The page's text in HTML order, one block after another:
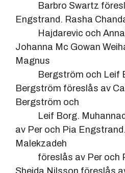
Barbro Swartz
Engstrand. Rasha
Hajdarevic och
Johanna Mc Gowan
Magnus
Bergström och Leif
Bergström föreslås av
Bergström och
Leif Borg. Muhannad
av Per och Pia
Malekzadeh
föreslås av Per och
Sheida Nilsson föreslås